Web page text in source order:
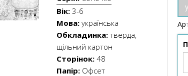
Вік: 3-6
Мова: українська
Обкладинка: тверда,
щільний картон
Сторінок: 48
Папір: Офсет